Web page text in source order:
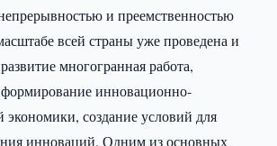
и преемственностью
всей страны уже проведена и
многогранная работа,
инновационно-
экономики, создание условий для
инноваций. Одним из основных